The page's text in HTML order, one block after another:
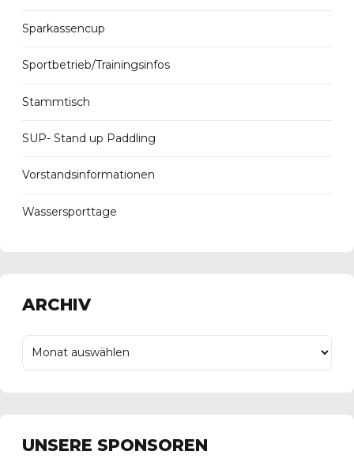
Sparkassencup
Sportbetrieb/Trainingsinfos
Stammtisch
SUP- Stand up Paddling
Vorstandsinformationen
Wassersporttage
ARCHIV
UNSERE SPONSOREN